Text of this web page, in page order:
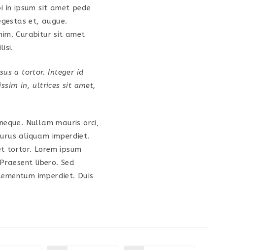
in ipsum sit amet pede
et, augue.
Curabitur sit amet
a tortor. Integer id
in, ultrices sit amet,
Nullam mauris orci,
aliquam imperdiet.
tortor. Lorem ipsum
libero. Sed
imperdiet. Duis